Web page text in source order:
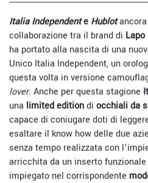
Italia Independente Hublot
collaborazione tra il brand di Lapo
ha portato alla nascita di una
Unico Italia Independent, un
questa volta in versione
lover. Anche per questa stagione
una limited editiondi occhiali da
capace di coniugare doti di
esaltare il know how delle due
senza tempo realizzata con
arricchita da un inserto
impiegato nel corrispondente